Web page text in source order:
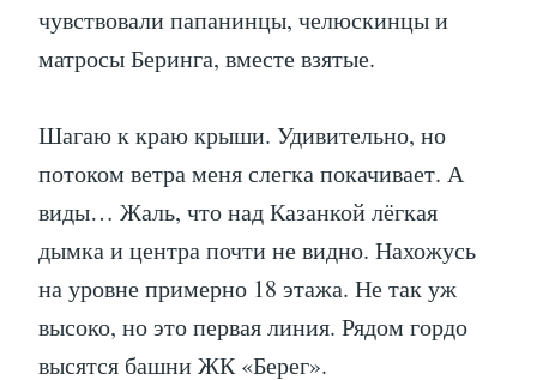
чувствовали папанинцы, челюскинцы и
матросы Беринга, вместе взятые.
Шагаю к краю крыши. Удивительно, но
потоком ветра меня слегка покачивает. А
виды… Жаль, что над Казанкой лёгкая
дымка и центра почти не видно. Нахожусь
на уровне примерно 18 этажа. Не так уж
высоко, но это первая линия. Рядом гордо
высятся башни ЖК «Берег».